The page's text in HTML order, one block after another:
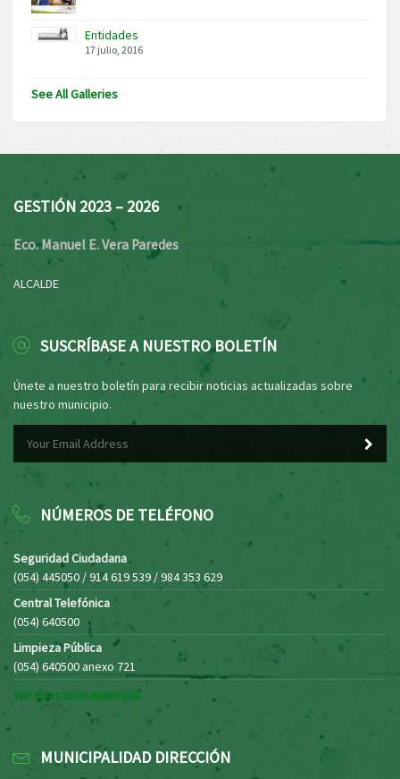
Entidades
17 julio, 2016
See All Galleries
GESTIÓN 2023 – 2026
Eco. Manuel E. Vera Paredes
ALCALDE
SUSCRÍBASE A NUESTRO BOLETÍN
Únete a nuestro boletín para recibir noticias actualizadas sobre
nuestro municipio.
NÚMEROS DE TELÉFONO
Seguridad Ciudadana
(054) 445050 / 914 619 539 / 984 353 629
Central Telefónica
(054) 640500
Limpieza Pública
(054) 640500 anexo 721
Ver directorio municipal
MUNICIPALIDAD DIRECCIÓN